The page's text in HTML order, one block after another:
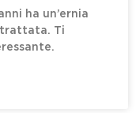
ha un’ernia
trattata. Ti